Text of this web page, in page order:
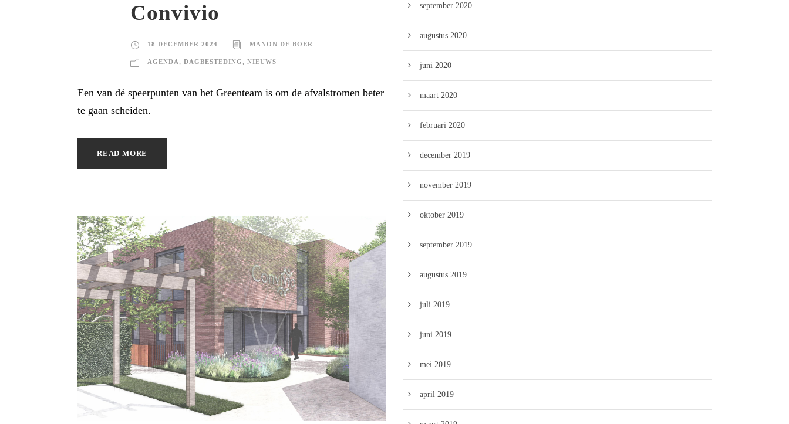
Convivio
18 DECEMBER 2024 MANON DE BOER
AGENDA, DAGBESTEDING, NIEUWS
Een van dé speerpunten van het Greenteam is om de afvalstromen beter
te gaan scheiden.
READ MORE
september 2020
augustus 2020
juni 2020
maart 2020
februari 2020
december 2019
november 2019
oktober 2019
september 2019
augustus 2019
juli 2019
juni 2019
mei 2019
april 2019